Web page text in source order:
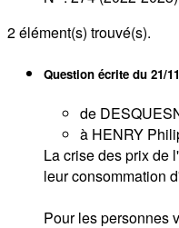
2élément(s) trouvé(s).
Question écrite du 21/
de
à HENRY
La crise des prix de
leur consommation
Pour les personnes